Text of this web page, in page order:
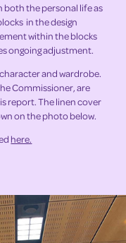
both the personal life as
in the design
within the blocks
ongoing adjustment.
and wardrobe.
Commissioner, are
report. The linen cover
on the photo below.
here.